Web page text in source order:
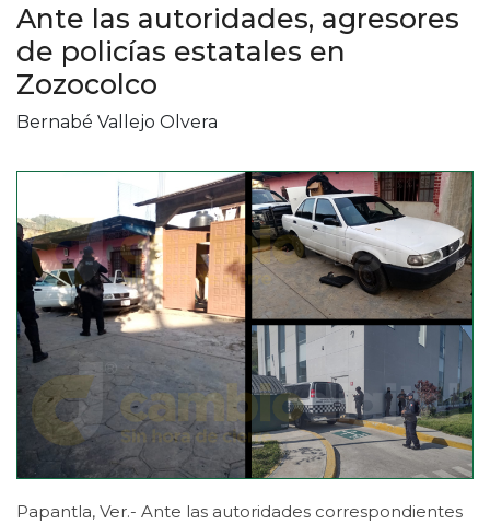
Ante las autoridades, agresores
de policías estatales en
Zozocolco
Bernabé Vallejo Olvera
Papantla, Ver.- Ante las autoridades correspondientes